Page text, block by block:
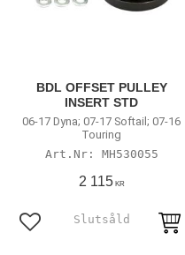
BDL OFFSET PULLEY
INSERT STD
06-17 Dyna; 07-17 Softail; 07-16
Touring
MH530055
2 115KR
Lägg till i favoriter